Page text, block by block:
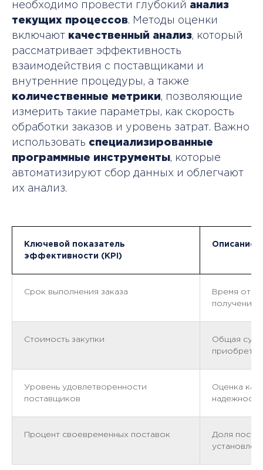
необходимо провести глубокий анализ
текущих процессов. Методы оценки
включают качественный анализ, который
рассматривает эффективность
взаимодействия с поставщиками и
внутренние процедуры, а также
количественные метрики, позволяющие
измерить такие параметры, как скорость
обработки заказов и уровень затрат. Важно
использовать специализированные
программные инструменты, которые
автоматизируют сбор данных и облегчают
их анализ.
Ключевой показатель
эффективности (KPI)
Описание
Срок выполнения заказа
Время от
получения
Стоимость закупки
Общая
Уровень удовлетворенности
поставщиков
Оценка
Процент своевременных поставок
Доля